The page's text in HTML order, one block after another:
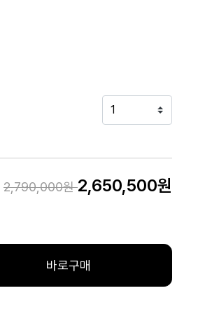
Price reduced from
2,790,000원to
2,650,500원
바로구매